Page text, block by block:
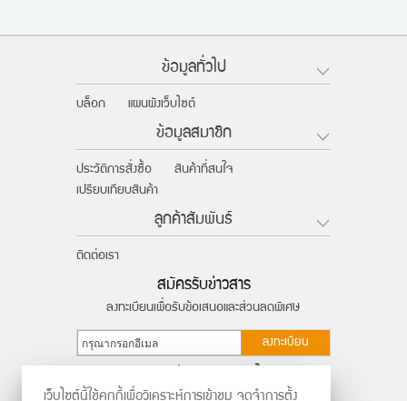
ข้อมูลทั่วไป
บล็อก แผนผังเว็บไซต์
ข้อมูลสมาชิก
ประวัติการสั่งซื้อ
สินค้าที่สนใจ
เปรียบเทียบสินค้า
ลูกค้าสัมพันธ์
ติดต่อเรา
สมัครรับข่าวสาร
ลงทะเบียนเพื่อรับข้อเสนอและส่วนลดพิเศษ
ลงทะเบียน
เว็บไซต์นี้ใช้คุกกี้เพื่อวิเคราะห์การเข้าชม จดจำการตั้ง